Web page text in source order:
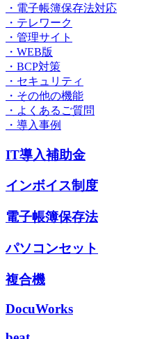
・電子帳簿保存法対応
・テレワーク
・管理サイト
・WEB版
・BCP対策
・セキュリティ
・その他の機能
・よくあるご質問
・導入事例
IT導入補助金
インボイス制度
電子帳簿保存法
パソコンセット
複合機
DocuWorks